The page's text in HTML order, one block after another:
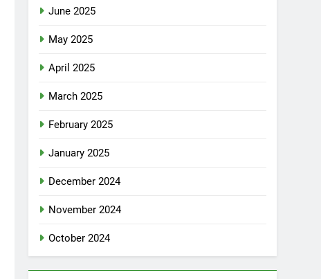
June 2025
May 2025
April 2025
March 2025
February 2025
January 2025
December 2024
November 2024
October 2024